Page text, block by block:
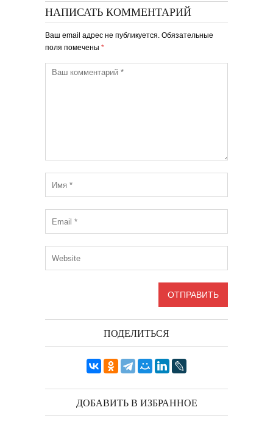
НАПИСАТЬ КОММЕНТАРИЙ
Ваш email адрес не публикуется. Обязательные
поля помечены *
ПОДЕЛИТЬСЯ
ДОБАВИТЬ В ИЗБРАННОЕ